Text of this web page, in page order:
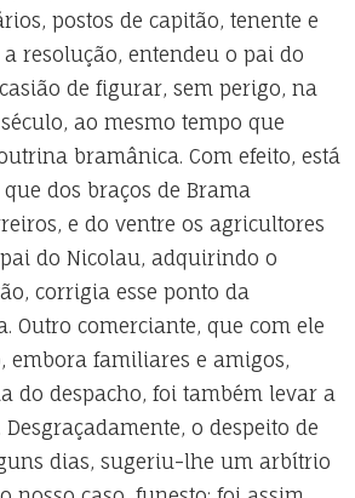
postos de capitão, tenente e
resolução, entendeu o pai do
de figurar, sem perigo, na
ao mesmo tempo que
bramânica. Com efeito, está
dos braços de Brama
e do ventre os agricultores
do Nicolau, adquirindo o
corrigia esse ponto da
Outro comerciante, que com ele
embora familiares e amigos,
do despacho, foi também levar a
o despeito de
dias, sugeriu-lhe um arbítrio